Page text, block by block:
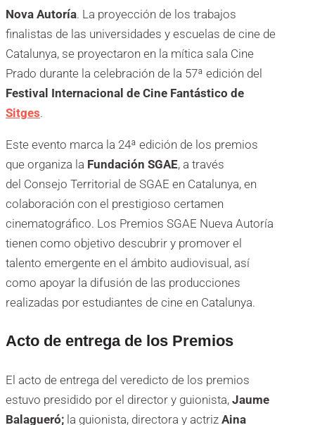
Nova Autoría. La proyección de los trabajos
finalistas de las universidades y escuelas de cine de
Catalunya, se proyectaron en la mítica sala Cine
Prado durante la celebración de la 57ª edición del
Festival Internacional de Cine Fantástico de
Sitges.
Este evento marca la 24ª edición de los premios
que organiza la Fundación SGAE, a través
del Consejo Territorial de SGAE en Catalunya, en
colaboración con el prestigioso certamen
cinematográfico. Los Premios SGAE Nueva Autoría
tienen como objetivo descubrir y promover el
talento emergente en el ámbito audiovisual, así
como apoyar la difusión de las producciones
realizadas por estudiantes de cine en Catalunya.
Acto de entrega de los Premios
El acto de entrega del veredicto de los premios
estuvo presidido por el director y guionista, Jaume
Balagueró; la guionista, directora y actriz Aina